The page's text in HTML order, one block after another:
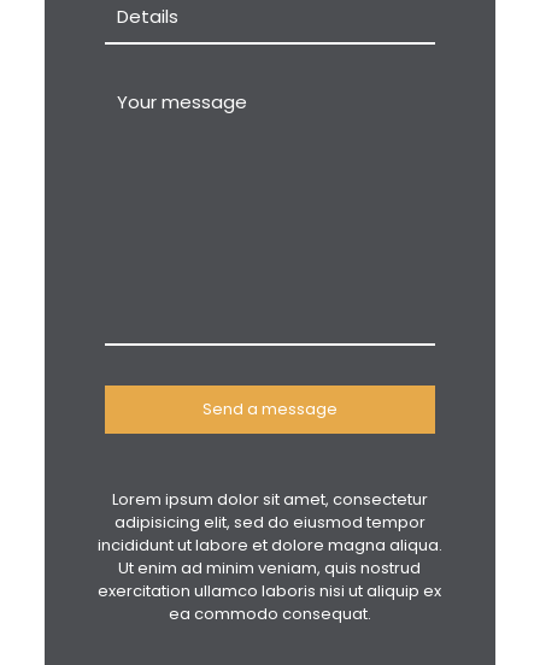
Lorem ipsum dolor sit amet, consectetur
adipisicing elit, sed do eiusmod tempor
incididunt ut labore et dolore magna aliqua.
Ut enim ad minim veniam, quis nostrud
exercitation ullamco laboris nisi ut aliquip ex
ea commodo consequat.